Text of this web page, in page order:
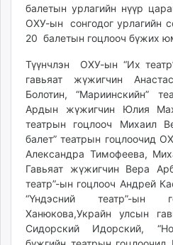
ergelt.mn
zarig.mn
today.mn
zuv.mn
mminfo.mn
ugluu.mn
urlag.mn
unen.mn
asu.mn
shudarga.mn
shuurhai.mn
unuudur.mn
isee.mn
mglradio.com
балетын урлагийн нүүр
ОХУ-ын сонгодог урлагийн
20 балетын гоцлооч бүжих
Түүнчлэн ОХУ-ын “Их
гавьяат жүжигчин
Болотин, “Мариинскийн”
Ардын жүжигчин Юлия
театрын гоцлооч Михаил
балет” театрын гоцлоочид
Александра Тимофеева,
Гавьяат жүжигчин Вера
театр”-ын гоцлооч Андрей
“Үндэсний театр”-ын
Ханюкова,Украйн улсын
Сидорский Идорский,